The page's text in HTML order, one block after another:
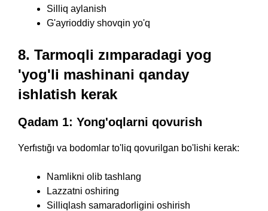
Silliq aylanish
G'ayrioddiy shovqin yo'q
8. Tarmoqli zımparadagi yog
'yog'li mashinani qanday
ishlatish kerak
Qadam 1: Yong'oqlarni qovurish
Yerfıstığı va bodomlar to'liq qovurilgan bo'lishi kerak:
Namlikni olib tashlang
Lazzatni oshiring
Silliqlash samaradorligini oshirish